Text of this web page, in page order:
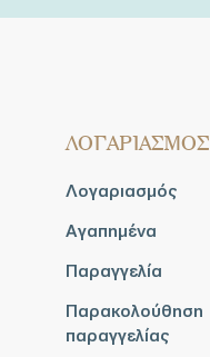
ΛΟΓΑΡΙΑΣΜΟΣ
Λογαριασμός
Αγαπημένα
Παραγγελία
Παρακολούθηση
παραγγελίας